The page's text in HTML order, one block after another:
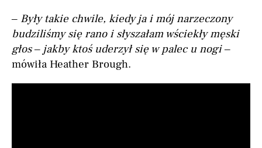
– Były takie chwile, kiedy ja i mój narzeczony
budziliśmy się rano i słyszałam wściekły męski
głos – jakby ktoś uderzył się w palec u nogi –
mówiła Heather Brough.